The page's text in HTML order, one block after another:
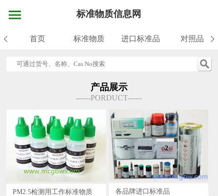
标准物质信息网
首页 标准物质 进口标准品 对照品
产品展示
------PORDUCT------
PM2.5检测用工作标准物质 各品牌进口标准品